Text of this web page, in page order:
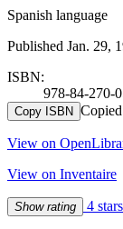
Spanish language
Published Jan. 29,
ISBN:
978-84-270-
Copy ISBN
View on
View on Inventaire
Show rating 4 stars